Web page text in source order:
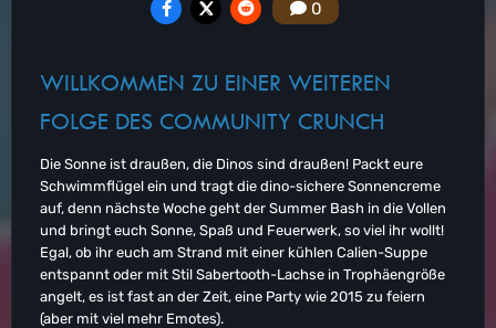
0
WILLKOMMEN ZU EINER WEITEREN
FOLGE DES COMMUNITY CRUNCH
Die Sonne ist draußen, die Dinos sind draußen! Packt eure
Schwimmflügel ein und tragt die dino-sichere Sonnencreme
auf, denn nächste Woche geht der Summer Bash in die Vollen
und bringt euch Sonne, Spaß und Feuerwerk, so viel ihr wollt!
Egal, ob ihr euch am Strand mit einer kühlen Calien-Suppe
entspannt oder mit Stil Sabertooth-Lachse in Trophäengröße
angelt, es ist fast an der Zeit, eine Party wie 2015 zu feiern
(aber mit viel mehr Emotes).